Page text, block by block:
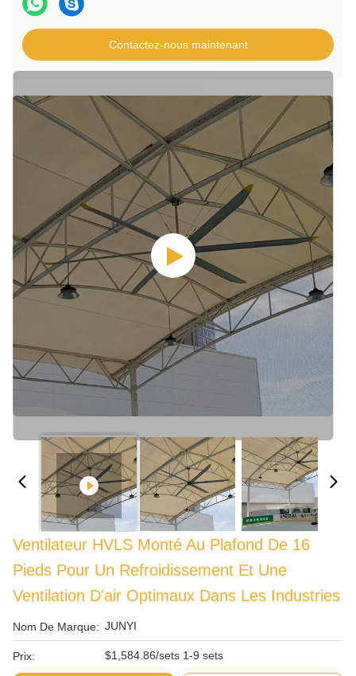
Contactez-nous maintenant
Ventilateur HVLS Monté Au Plafond De 16
Pieds Pour Un Refroidissement Et Une
Ventilation D'air Optimaux Dans Les Industries
Nom De Marque: JUNYI
Prix: $1,584.86/sets 1-9 sets